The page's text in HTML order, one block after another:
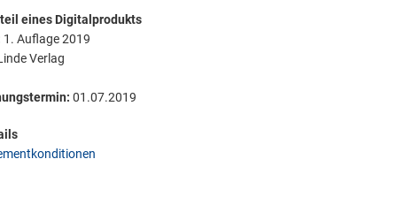
eines Digitalprodukts
1. Auflage 2019
Verlag
01.07.2019